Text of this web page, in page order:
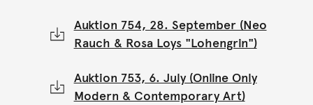
Auktion 754, 28. September (Neo
Rauch & Rosa Loys "Lohengrin")
Auktion 753, 6. July (Online Only
Modern & Contemporary Art)